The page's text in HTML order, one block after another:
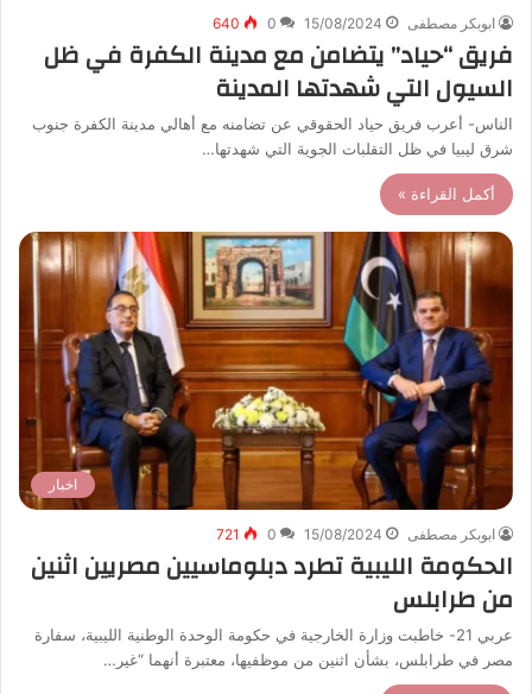
ابوبكر مصطفى 15/08/2024
0
640
فريق “حياد” يتضامن مع مدينة الكفرة في ظل
السيول التي شهدتها المدينة
الناس- أعرب فريق حياد الحقوقي عن تضامنه مع أهالي مدينة الكفرة جنوب
شرق ليبيا في ظل التقلبات الجوية التي شهدتها…
أكمل القراءة »
اخبار
ابوبكر مصطفى 15/08/2024
0
721
الحكومة الليبية تطرد دبلوماسيين مصريين اثنين
من طرابلس
عربي 21- خاطبت وزارة الخارجية في حكومة الوحدة الوطنية الليبية، سفارة
مصر في طرابلس، بشأن اثنين من موظفيها، معتبرة أنهما “غير…